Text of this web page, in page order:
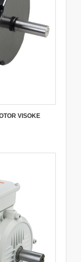
VISOKE